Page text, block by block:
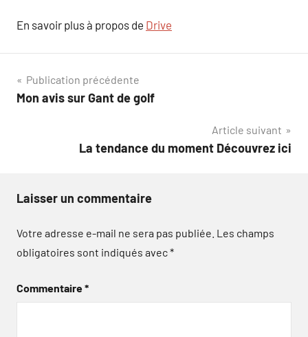
En savoir plus à propos de Drive
Navigation
de
Publication précédente
Mon avis sur Gant de golf
Article suivant
La tendance du moment Découvrez ici
Laisser un commentaire
Votre adresse e-mail ne sera pas publiée. Les champs
obligatoires sont indiqués avec*
Commentaire*